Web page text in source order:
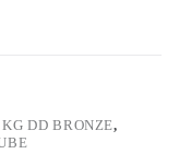
DD BRONZE,